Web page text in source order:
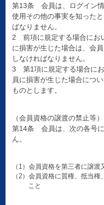
第13条 会員は、ログイン
使用その他の事実を知った
ばなりません。
2 前項に規定する場合にお
に損害が生じた場合は、会
しなければなりません。
3 第1項に規定する場合に
員に損害が生じた場合につ
ものとします。
（会員資格の譲渡の禁止等）
第14条 会員は、次の各号
ん。
（1）会員資格を第三者に譲渡
（2）会員資格に質権、抵当
こと